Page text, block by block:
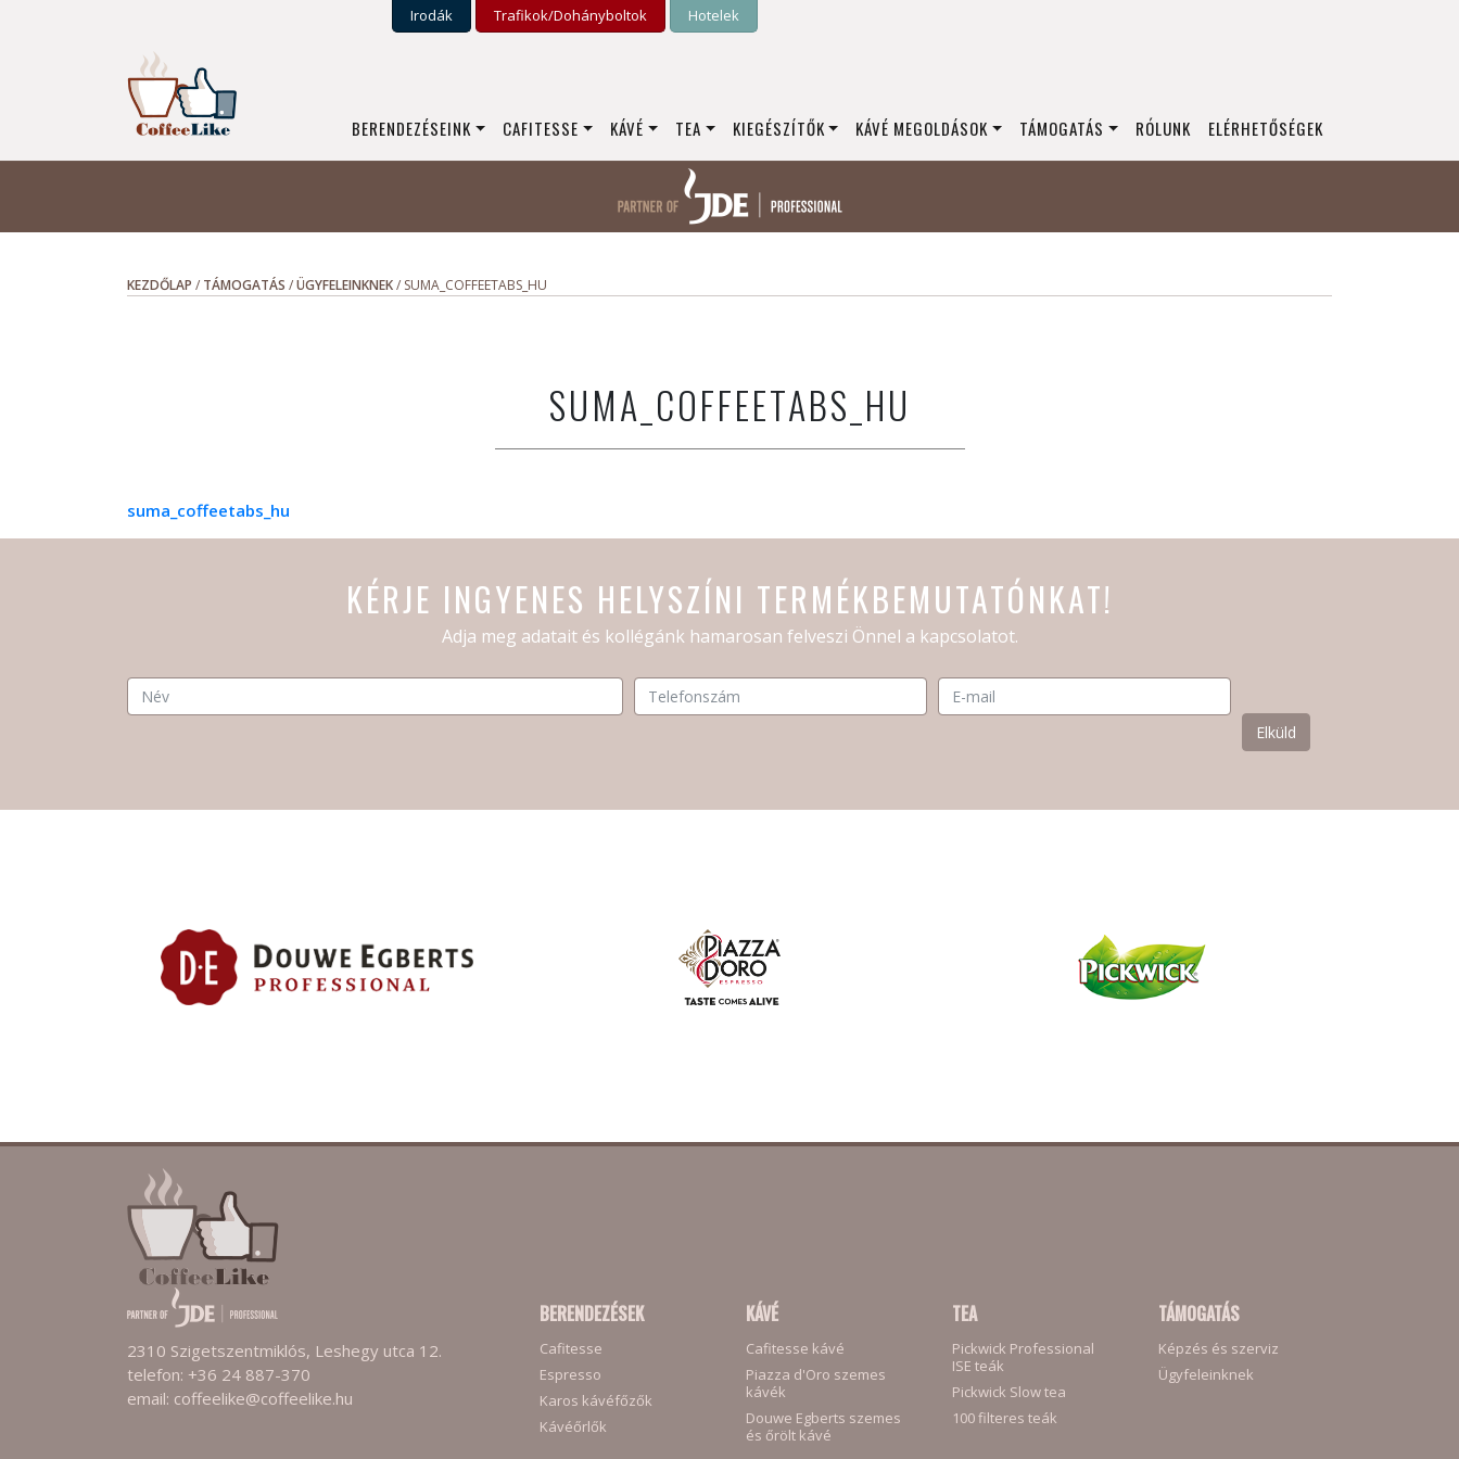
Irodák Trafikok/­Dohány­boltok Hotelek
BERENDEZÉSEINK CAFITESSE KÁVÉ TEA KIEGÉSZÍTŐK KÁVÉ MEGOLDÁSOK TÁMOGATÁS RÓLUNK ELÉRHETŐSÉGEK
KEZDŐLAP / TÁMOGATÁS /ÜGYFELEINKNEK/ SUMA_COFFEETABS_HU
SUMA_COFFEETABS_HU
suma_coffeetabs_hu
KÉRJE INGYENES HELYSZÍNI TERMÉKBEMUTATÓNKAT!
Adja meg adatait és kollégánk hamarosan felveszi Önnel a kapcsolatot.
2310 Szigetszentmiklós, Leshegy utca 12.
telefon: +36 24 887-370
email: coffeelike@coffeelike.hu
BERENDEZÉSEK
Cafitesse
Espresso
Karos kávéfőzők
Kávéőrlők
KÁVÉ
Cafitesse kávé
Piazza d'Oro szemes
kávék
Douwe Egberts szemes
és őrölt kávé
TEA
Pickwick Professional
ISE teák
Pickwick Slow tea
100 filteres teák
TÁMOGATÁS
Képzés és szerviz
Ügyfeleinknek